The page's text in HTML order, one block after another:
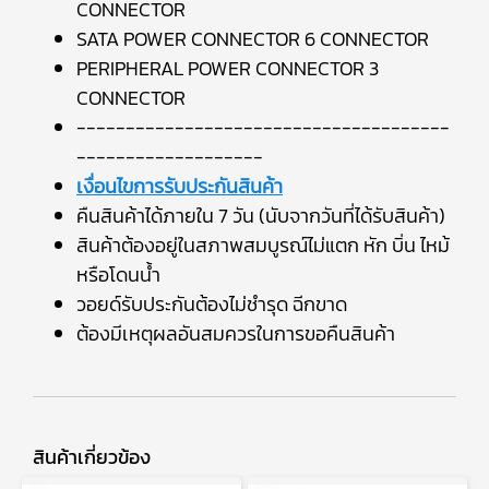
CONNECTOR
SATA POWER CONNECTOR 6 CONNECTOR
PERIPHERAL POWER CONNECTOR 3
CONNECTOR
--------------------------------------
-------------------
เงื่อนไขการรับประกันสินค้า
คืนสินค้าได้ภายใน 7 วัน (นับจากวันที่ได้รับสินค้า)
สินค้าต้องอยู่ในสภาพสมบูรณ์ไม่แตก หัก บิ่น ไหม้
หรือโดนน้ำ
วอยด์รับประกันต้องไม่ชำรุด ฉีกขาด
ต้องมีเหตุผลอันสมควรในการขอคืนสินค้า
สินค้าเกี่ยวข้อง